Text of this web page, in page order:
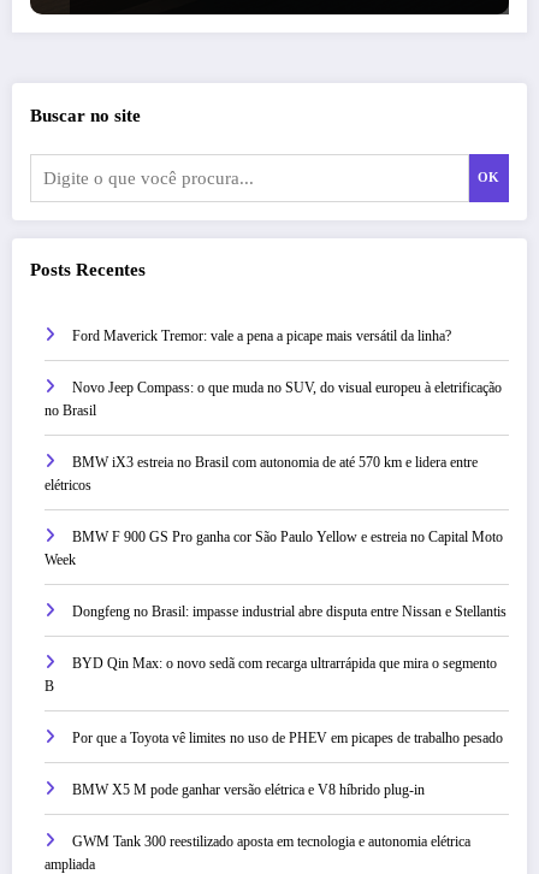
Buscar no site
OK
Posts Recentes
Ford Maverick Tremor: vale a pena a picape mais versátil da linha?
Novo Jeep Compass: o que muda no SUV, do visual europeu à eletrificação
no Brasil
BMW iX3 estreia no Brasil com autonomia de até 570 km e lidera entre
elétricos
BMW F 900 GS Pro ganha cor São Paulo Yellow e estreia no Capital Moto
Week
Dongfeng no Brasil: impasse industrial abre disputa entre Nissan e Stellantis
BYD Qin Max: o novo sedã com recarga ultrarrápida que mira o segmento
B
Por que a Toyota vê limites no uso de PHEV em picapes de trabalho pesado
BMW X5 M pode ganhar versão elétrica e V8 híbrido plug-in
GWM Tank 300 reestilizado aposta em tecnologia e autonomia elétrica
ampliada